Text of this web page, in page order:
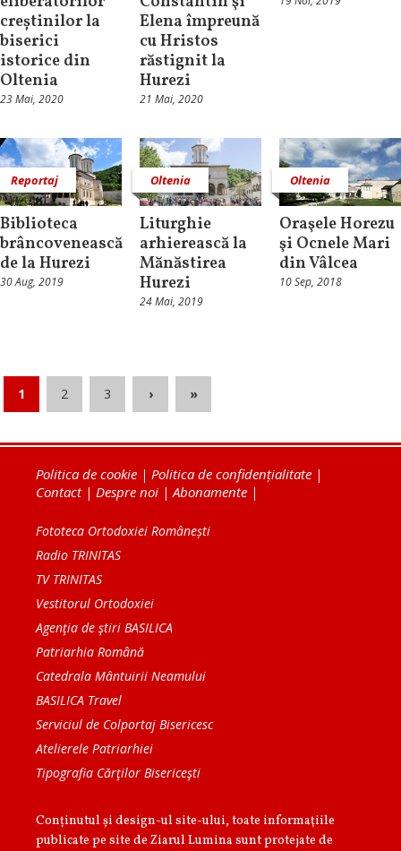
creștinilor la
biserici
istorice din
Oltenia
23 Mai, 2020
Elena împreună
cu Hristos
răstignit la
Hurezi
21 Mai, 2020
Reportaj
Biblioteca
brâncovenească
de la Hurezi
30 Aug, 2019
Oltenia
Liturghie
arhierească la
Mănăstirea
Hurezi
24 Mai, 2019
Oltenia
Oraşele Horezu
şi Ocnele Mari
din Vâlcea
10 Sep, 2018
1 2 3 › »
Politica de cookie | Politica de confidențialitate |
Contact| Despre noi |Abonamente |
Fototeca Ortodoxiei Românești
Radio TRINITAS
TV TRINITAS
Vestitorul Ortodoxiei
Agenţia de ştiri BASILICA
Patriarhia Română
Catedrala Mântuirii Neamului
BASILICA Travel
Serviciul de Colportaj Bisericesc
Atelierele Patriarhiei
Tipografia Cărţilor Bisericeşti
Conținutul și design-ul site-ului, toate informaţiile
publicate pe site de Ziarul Lumina sunt protejate de